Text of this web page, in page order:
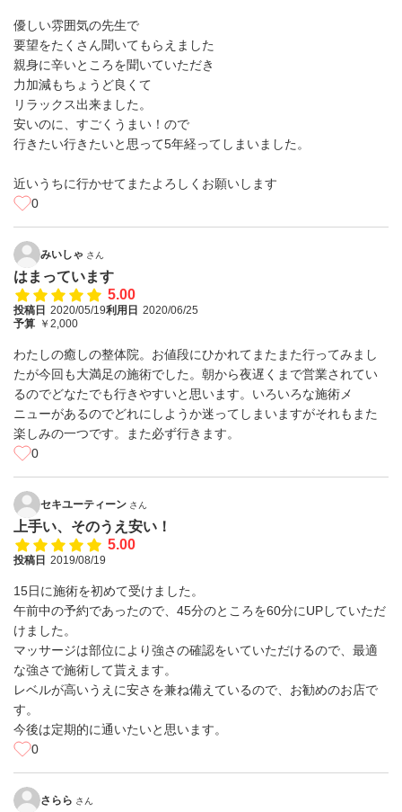
優しい雰囲気の先生で
要望をたくさん聞いてもらえました
親身に辛いところを聞いていただき
力加減もちょうど良くて
リラックス出来ました。
安いのに、すごくうまい！ので
行きたい行きたいと思って5年経ってしまいました。
近いうちに行かせてまたよろしくお願いします
0
みいしゃ さん
はまっています
5.00
投稿日 2020/05/19利用日 2020/06/25
予算 ￥2,000
わたしの癒しの整体院。お値段にひかれてまたまた行ってみまし
たが今回も大満足の施術でした。朝から夜遅くまで営業されてい
るのでどなたでも行きやすいと思います。いろいろな施術メ
ニューがあるのでどれにしようか迷ってしまいますがそれもまた
楽しみの一つです。また必ず行きます。
0
セキユーティーン さん
上手い、そのうえ安い！
5.00
投稿日 2019/08/19
15日に施術を初めて受けました。
午前中の予約であったので、45分のところを60分にUPしていただ
けました。
マッサージは部位により強さの確認をいていただけるので、最適
な強さで施術して貰えます。
レベルが高いうえに安さを兼ね備えているので、お勧めのお店で
す。
今後は定期的に通いたいと思います。
0
さらら さん